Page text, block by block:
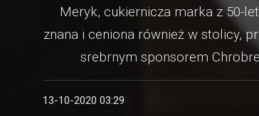
Meryk, cukiernicza marka z 50-
znana i ceniona również w stolicy,
srebrnym sponsorem
13-10-2020 03:29